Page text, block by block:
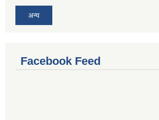
अन्य
Facebook Feed